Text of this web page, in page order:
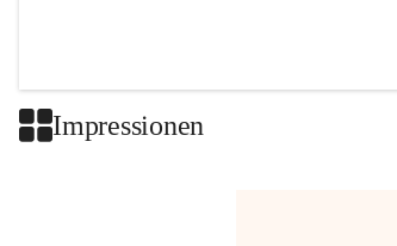
Impressionen